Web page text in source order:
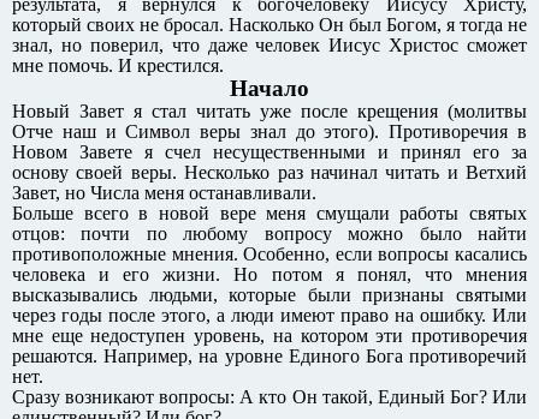
результата, я вернулся к богочеловеку Иисусу Христу,
который своих не бросал. Насколько Он был Богом, я тогда не
знал, но поверил, что даже человек Иисус Христос сможет
мне помочь. И крестился.
Начало
Новый Завет я стал читать уже после крещения (молитвы
Отче наш и Символ веры знал до этого). Противоречия в
Новом Завете я счел несущественными и принял его за
основу своей веры. Несколько раз начинал читать и Ветхий
Завет, но Числа меня останавливали.
Больше всего в новой вере меня смущали работы святых
отцов: почти по любому вопросу можно было найти
противоположные мнения. Особенно, если вопросы касались
человека и его жизни. Но потом я понял, что мнения
высказывались людьми, которые были признаны святыми
через годы после этого, а люди имеют право на ошибку. Или
мне еще недоступен уровень, на котором эти противоречия
решаются. Например, на уровне Единого Бога противоречий
нет.
Сразу возникают вопросы: А кто Он такой, Единый Бог? Или